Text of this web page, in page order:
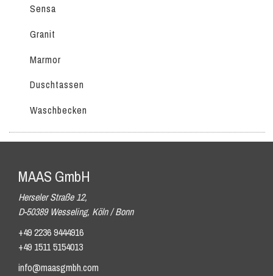
Sensa
Granit
Marmor
Duschtassen
Waschbecken
MAAS GmbH
Herseler Straße 12,
D-50389 Wesseling, Köln / Bonn
+49 2236 9444916
+49 1511 5154013
info@maasgmbh.com